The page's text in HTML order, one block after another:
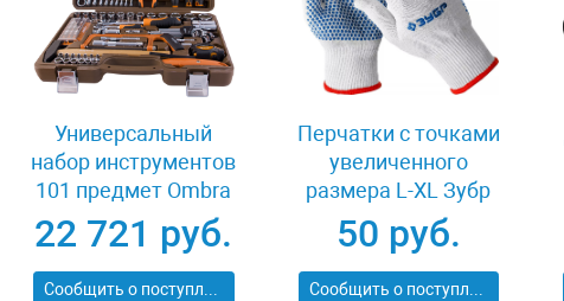
Универсальный
набор инструментов
101 предмет Ombra
OMT101S
22 721 руб.
Сообщить о поступлении
Перчатки с точками
увеличенного
размера L-XL Зубр
ТОЧКА+ 11451-XL
50 руб.
Сообщить о поступлении